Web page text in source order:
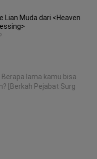
Lian Muda dari <Heaven
Berapa lama kamu bisa
[Berkah Pejabat Surg